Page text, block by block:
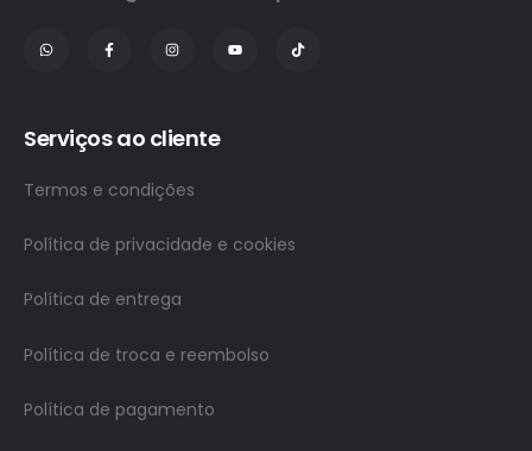
Serviços ao cliente
Termos e condições
Política de privacidade e cookies
Política de entrega
Política de troca e reembolso
Política de pagamento